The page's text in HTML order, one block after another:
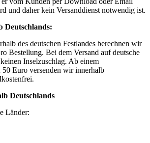
und daher kein Versanddienst notwendig ist.
Deutschlands:
des deutschen Festlandes berechnen wir
Bestellung. Bei dem Versand auf deutsche
Inselzuschlag. Ab einem
Euro versenden wir innerhalb
Deutschlands
Länder: